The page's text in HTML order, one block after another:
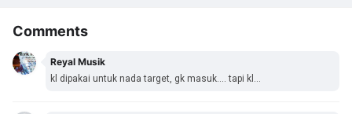
Comments
Reyal Musik
kl dipakai untuk nada target, gk masuk.... tapi kl...